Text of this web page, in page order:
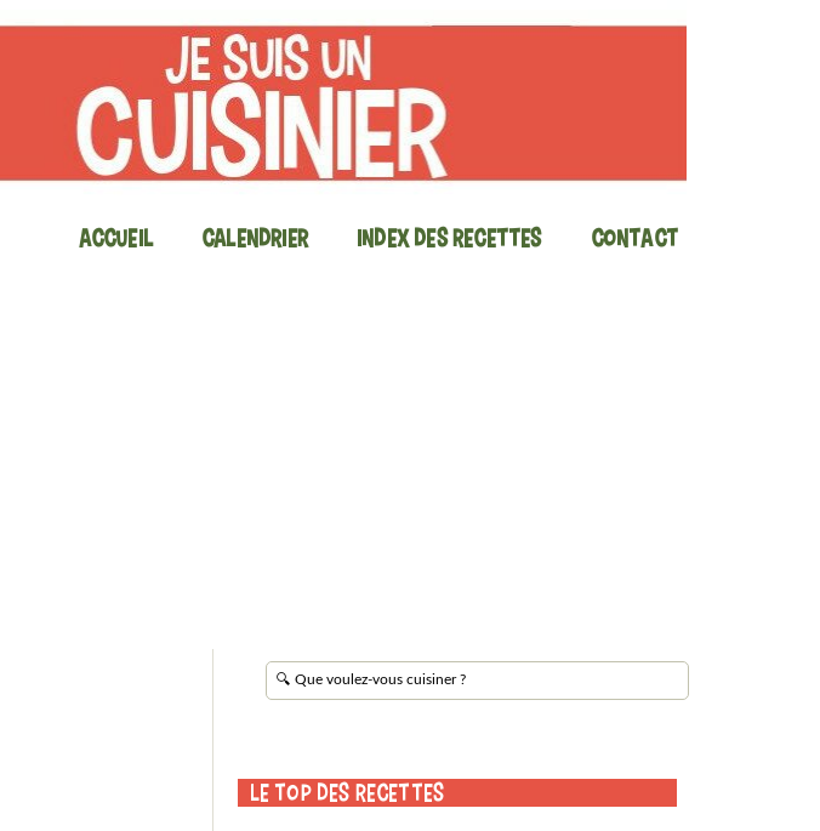
Accueil Calendrier Index des recettes Contact
Le Top des Recettes